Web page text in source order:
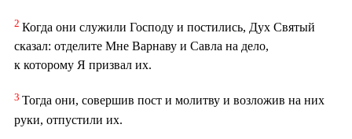
2 Когда они служили Господу и постились, Дух Святый
сказал: отделите Мне Варнаву и Савла на дело,
к которому Я призвал их.
3 Тогда они, совершив пост и молитву и возложив на них
руки, отпустили их.